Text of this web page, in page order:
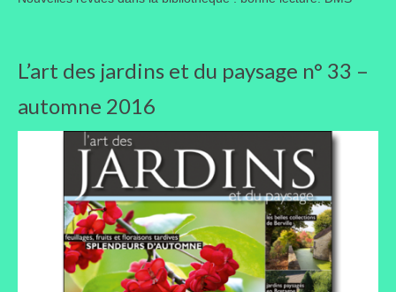
Vannerie
Autres
Bibliothèque
Nouveautés
Revues
Listes
Evénements
L’art des jardins et du paysage n° 33 –
automne 2016